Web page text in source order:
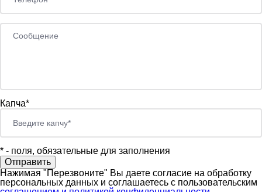
Капча*
* - поля, обязательные для заполнения
Нажимая "Перезвоните" Вы даете согласие на обработку
персональных данных и соглашаетесь c пользовательским